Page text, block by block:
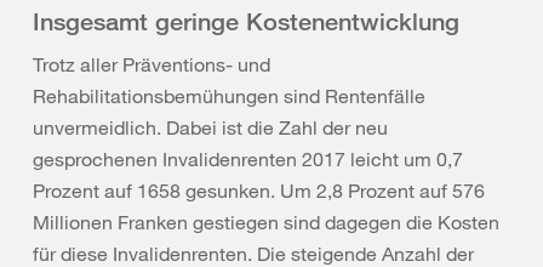
Insgesamt geringe Kostenentwicklung
Trotz aller Präventions- und
Rehabilitationsbemühungen sind Rentenfälle
unvermeidlich. Dabei ist die Zahl der neu
gesprochenen Invalidenrenten 2017 leicht um 0,7
Prozent auf 1658 gesunken. Um 2,8 Prozent auf 576
Millionen Franken gestiegen sind dagegen die Kosten
für diese Invalidenrenten. Die steigende Anzahl der